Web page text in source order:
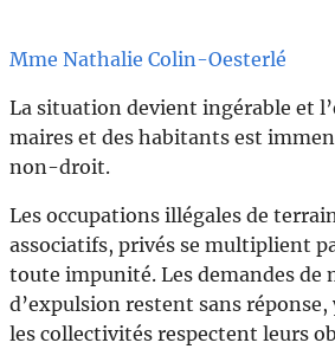
Mme Nathalie Colin-Oesterlé
La situation devient ingérable et
maires et des habitants est
non-droit.
Les occupations illégales de
associatifs, privés se multiplient
toute impunité. Les demandes de
d’expulsion restent sans
les collectivités respectent leurs